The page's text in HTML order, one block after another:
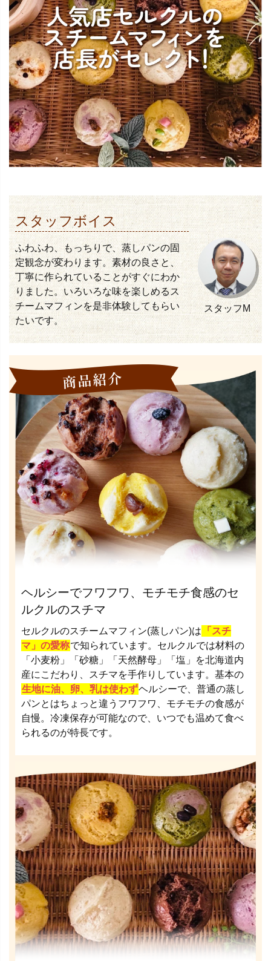
スタッフボイス
ふわふわ、もっちりで、蒸しパンの固
定観念が変わります。素材の良さと、
丁寧に作られていることがすぐにわか
りました。いろいろな味を楽しめるス
チームマフィンを是非体験してもらい
たいです。
スタッフM
ヘルシーでフワフワ、モチモチ食感のセ
ルクルのスチマ
セルクルのスチームマフィン(蒸しパン)は
「スチ
マ」の愛称で知られています。セルクルでは材料の
「小麦粉」「砂糖」「天然酵母」「塩」を北海道内
産にこだわり、スチマを手作りしています。基本の
生地に油、卵、乳は使わずヘルシーで、普通の蒸し
パンとはちょっと違うフワフワ、モチモチの食感が
自慢。冷凍保存が可能なので、いつでも温めて食べ
られるのが特長です。